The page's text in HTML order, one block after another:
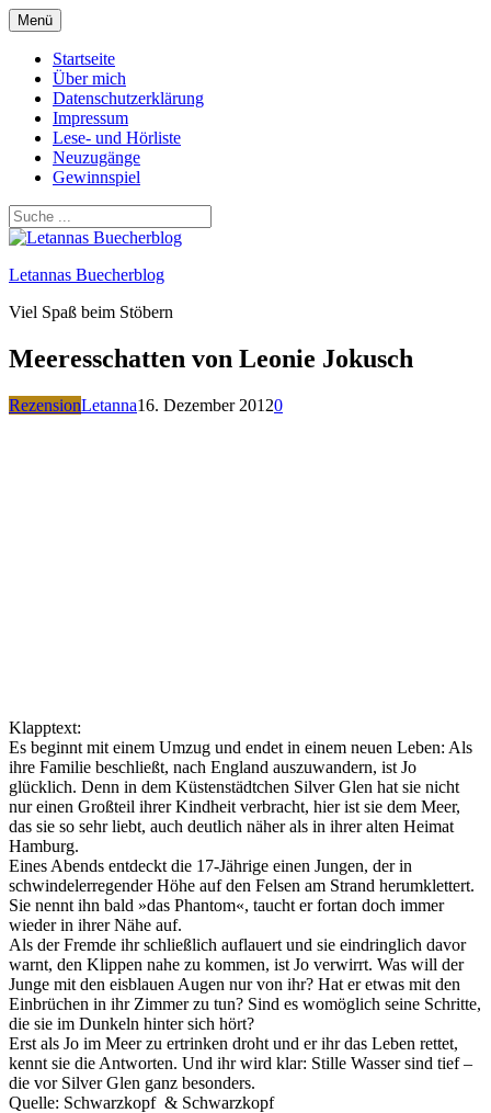
Zum
Inhalt
springen
Menü
Startseite
Über mich
Datenschutzerklärung
Impressum
Lese- und Hörliste
Neuzugänge
Gewinnspiel
Letannas Buecherblog
Viel Spaß beim Stöbern
Meeresschatten von Leonie Jokusch
RezensionLetanna16. Dezember 20120
Klapptext:
Es beginnt mit einem Umzug und endet in einem neuen Leben: Als
ihre Familie beschließt, nach England auszuwandern, ist Jo
glücklich. Denn in dem Küstenstädtchen Silver Glen hat sie nicht
nur einen Großteil ihrer Kindheit verbracht, hier ist sie dem Meer,
das sie so sehr liebt, auch deutlich näher als in ihrer alten Heimat
Hamburg.
Eines Abends entdeckt die 17-Jährige einen Jungen, der in
schwindelerregender Höhe auf den Felsen am Strand herumklettert.
Sie nennt ihn bald »das Phantom«, taucht er fortan doch immer
wieder in ihrer Nähe auf.
Als der Fremde ihr schließlich auflauert und sie eindringlich davor
warnt, den Klippen nahe zu kommen, ist Jo verwirrt. Was will der
Junge mit den eisblauen Augen nur von ihr? Hat er etwas mit den
Einbrüchen in ihr Zimmer zu tun? Sind es womöglich seine Schritte,
die sie im Dunkeln hinter sich hört?
Erst als Jo im Meer zu ertrinken droht und er ihr das Leben rettet,
kennt sie die Antworten. Und ihr wird klar: Stille Wasser sind tief –
die vor Silver Glen ganz besonders.
Quelle: Schwarzkopf & Schwarzkopf